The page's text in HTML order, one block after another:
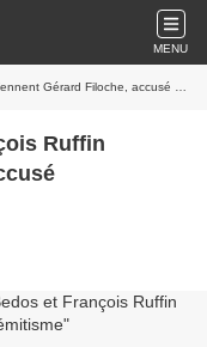
MENU
Filoche, accusé d'antisémitisme
Ruffin